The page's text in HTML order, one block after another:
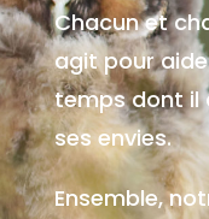
Chacun et
agit pour
temps dont il
ses envies.
Ensemble,